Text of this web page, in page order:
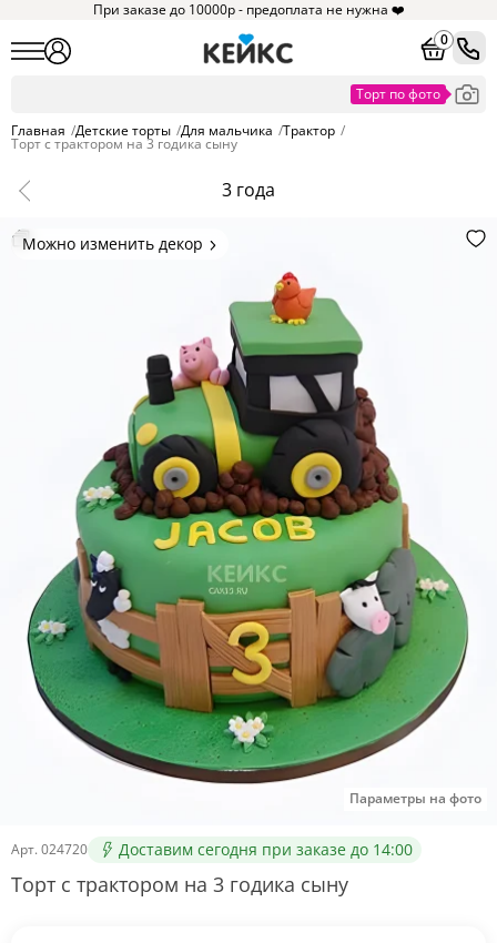
При заказе до 10000р - предоплата не нужна ❤️
0
Главная /Детские торты /Для мальчика /Трактор /
Торт с трактором на 3 годика сыну
3 года
Можно изменить декор
Параметры на фото
Арт. 024720 Доставим сегодня при заказе до 14:00
Торт с трактором на 3 годика сыну